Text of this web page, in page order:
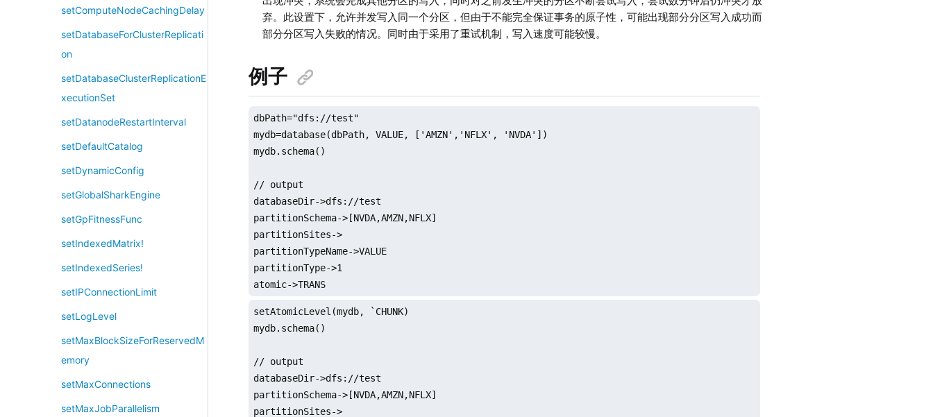
setComputeNodeCachingDelay
setDatabaseForClusterReplicati
on
setDatabaseClusterReplicationE
xecutionSet
setDatanodeRestartInterval
setDefaultCatalog
setDynamicConfig
setGlobalSharkEngine
setGpFitnessFunc
setIndexedMatrix!
setIndexedSeries!
setIPConnectionLimit
setLogLevel
setMaxBlockSizeForReservedM
emory
setMaxConnections
setMaxJobParallelism
弃。此设置下，允许并发写入同一个分区，但由于不能完全保证事务的原子性，可能出现部分分区写入成功而
部分分区写入失败的情况。同时由于采用了重试机制，写入速度可能较慢。
例子
dbPath="dfs://test"
mydb=database(dbPath, VALUE, ['AMZN','NFLX', 'NVDA'])
mydb.schema()
// output
databaseDir->dfs://test
partitionSchema->[NVDA,AMZN,NFLX]
partitionSites->
partitionTypeName->VALUE
partitionType->1
atomic->TRANS
setAtomicLevel(mydb, `CHUNK)
mydb.schema()
// output
databaseDir->dfs://test
partitionSchema->[NVDA,AMZN,NFLX]
partitionSites->